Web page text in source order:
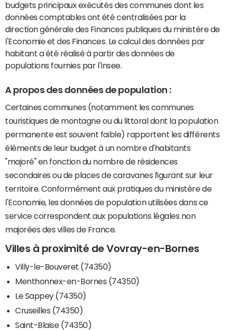
budgets principaux exécutés des communes dont les
données comptables ont été centralisées par la
direction générale des Finances publiques du ministère de
l'Economie et des Finances. Le calcul des données par
habitant a été réalisé à partir des données de
populations fournies par l'Insee.
A propos des données de population :
Certaines communes (notamment les communes
touristiques de montagne ou du littoral dont la population
permanente est souvent faible) rapportent les différents
éléments de leur budget à un nombre d'habitants
"majoré" en fonction du nombre de résidences
secondaires ou de places de caravanes figurant sur leur
territoire. Conformément aux pratiques du ministère de
l'Economie, les données de population utilisées dans ce
service correspondent aux populations légales non
majorées des villes de France.
Villes à proximité de Vovray-en-Bornes
Villy-le-Bouveret (74350)
Menthonnex-en-Bornes (74350)
Le Sappey (74350)
Cruseilles (74350)
Saint-Blaise (74350)